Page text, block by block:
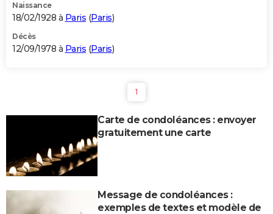
Naissance
18/02/1928 à Paris (Paris)
Décès
12/09/1978 à Paris (Paris)
1
Carte de condoléances : envoyer
gratuitement une carte
Message de condoléances :
exemples de textes et modèle de